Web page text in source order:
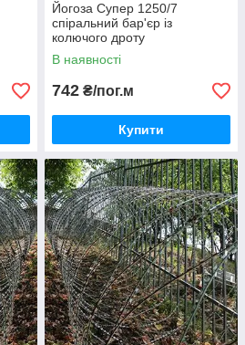
Йогоза Супер 1250/7
спіральний бар'єр із
колючого дроту
В наявності
742 ₴/пог.м
Купити